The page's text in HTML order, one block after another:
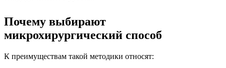
Почему выбирают
микрохирургический способ
К преимуществам такой методики относят: